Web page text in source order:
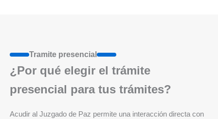
Tramite presencial
¿Por qué elegir el trámite
presencial para tus trámites?
Acudir al Juzgado de Paz permite una interacción directa con